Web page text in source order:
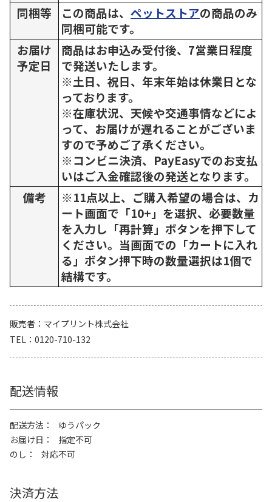
同梱等
この商品は、 ペットストアの商品のみ
同梱可能です。
お届け
予定日
商品はお申込み受付後、7営業日程度
で発送いたします。
※土日、祝日、年末年始は休業日とな
っております。
※在庫状況、天候や交通事情などによ
って、お届けが遅れることがございま
すので予めご了承ください。
※コンビニ決済、PayEasyでのお支払
いはご入金確認後の発送となります。
備考
※11点以上、ご購入希望の場合は、カ
ート画面で「10+」を選択、必要数量
を入力し「再計算」ボタンを押下して
ください。当画面での「カートに入れ
る」ボタン押下時の数量選択は1個で
結構です。
販売者
マイプリント株式会社
TEL
0120-710-132
配送情報
配送方法
ゆうパック
お届け日
指定不可
のし
対応不可
決済方法